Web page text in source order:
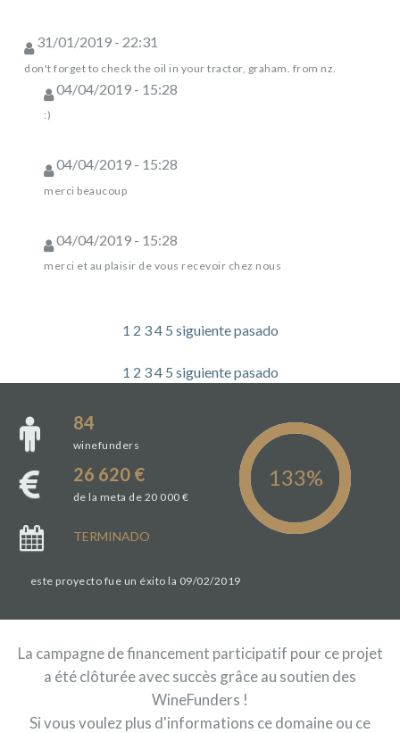
31/01/2019 - 22:31
don't forget to check the oil in your tractor, graham. from nz.
04/04/2019 - 15:28
:)
04/04/2019 - 15:28
merci beaucoup
04/04/2019 - 15:28
merci et au plaisir de vous recevoir chez nous
1 2 34 5 siguientepasado
1 2 34 5 siguientepasado
84
winefunders
26 620 €
de la meta de 20 000 €
TERMINADO
este proyecto fue un éxito la 09/02/2019
La campagne de financement participatif pour ce projet
a été clôturée avec succès grâce au soutien des
WineFunders !
Si vous voulez plus d'informations ce domaine ou ce